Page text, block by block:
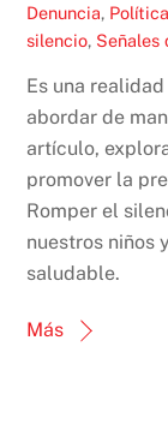
Denuncia,
silencio, Señales
Es una
abordar de
artículo,
promover la
Romper el
nuestros niños
saludable.
Más